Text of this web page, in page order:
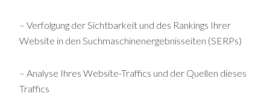
– Verfolgung der Sichtbarkeit und des Rankings Ihrer
Website in den Suchmaschinenergebnisseiten (SERPs)
– Analyse Ihres Website-Traffics und der Quellen dieses
Traffics